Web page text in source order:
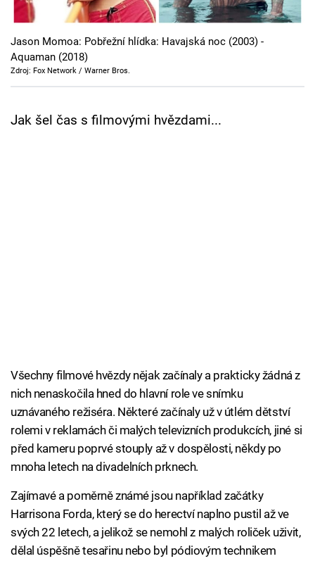
Cool Esport
Pořady
TV Program
Sledujte prima+
Jason Momoa: Pobřežní hlídka: Havajská noc (2003) -
Aquaman (2018)
Zdroj: Fox Network / Warner Bros.
Jak šel čas s filmovými hvězdami...
Všechny filmové hvězdy nějak začínaly a prakticky žádná z
nich nenaskočila hned do hlavní role ve snímku
uznávaného režiséra. Některé začínaly už v útlém dětství
rolemi v reklamách či malých televizních produkcích, jiné si
před kameru poprvé stouply až v dospělosti, někdy po
mnoha letech na divadelních prknech.
Zajímavé a poměrně známé jsou například začátky
Harrisona Forda, který se do herectví naplno pustil až ve
svých 22 letech, a jelikož se nemohl z malých roliček uživit,
dělal úspěšně tesařinu nebo byl pódiovým technikem